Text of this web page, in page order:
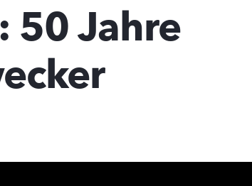
50 Jahre